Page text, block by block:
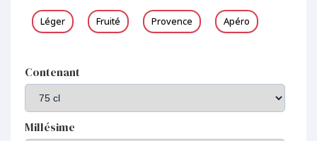
Léger Fruité Provence Apéro
Contenant
Millésime